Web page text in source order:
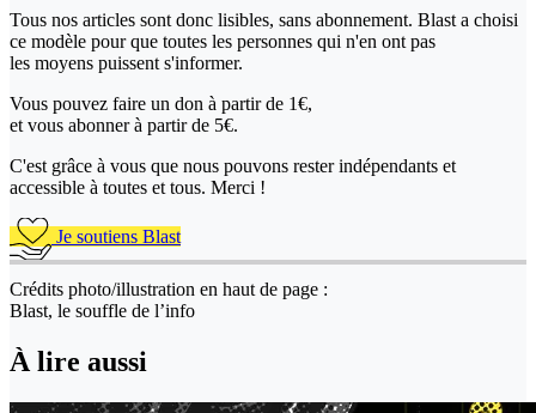
Tous nos articles sont donc lisibles, sans abonnement. Blast a choisi
ce modèle pour que toutes les personnes qui n'en ont pas
les moyens puissent s'informer.
Vous pouvez faire un don à partir de 1€,
et vous abonner à partir de 5€.
C'est grâce à vous que nous pouvons rester indépendants et
accessible à toutes et tous. Merci !
Je soutiens Blast
Crédits photo/illustration en haut de page :
Blast, le souffle de l’info
À lire aussi